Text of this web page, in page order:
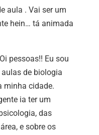
aula . Vai ser um
hein… tá animada
pessoas!! Eu sou
de biologia
minha cidade.
ia ter um
das
e sobre os